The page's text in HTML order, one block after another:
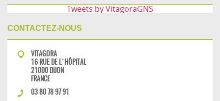
Tweets by VitagoraGNS
CONTACTEZ-NOUS
VITAGORA
16 RUE DE L'HÔPITAL
21000 DIJON
FRANCE
03 80 78 97 91